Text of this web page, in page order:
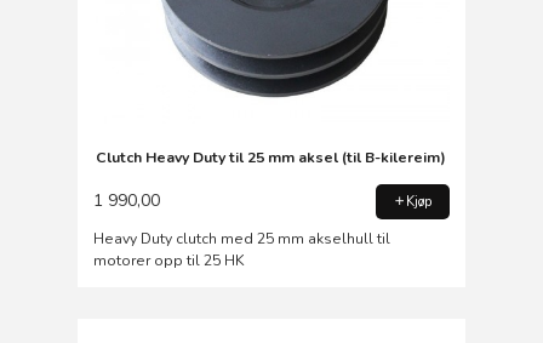
Clutch Heavy Duty til 25 mm aksel (til B-kilereim)
1 990,00 Kjøp
Heavy Duty clutch med 25 mm akselhull til
motorer opp til 25 HK